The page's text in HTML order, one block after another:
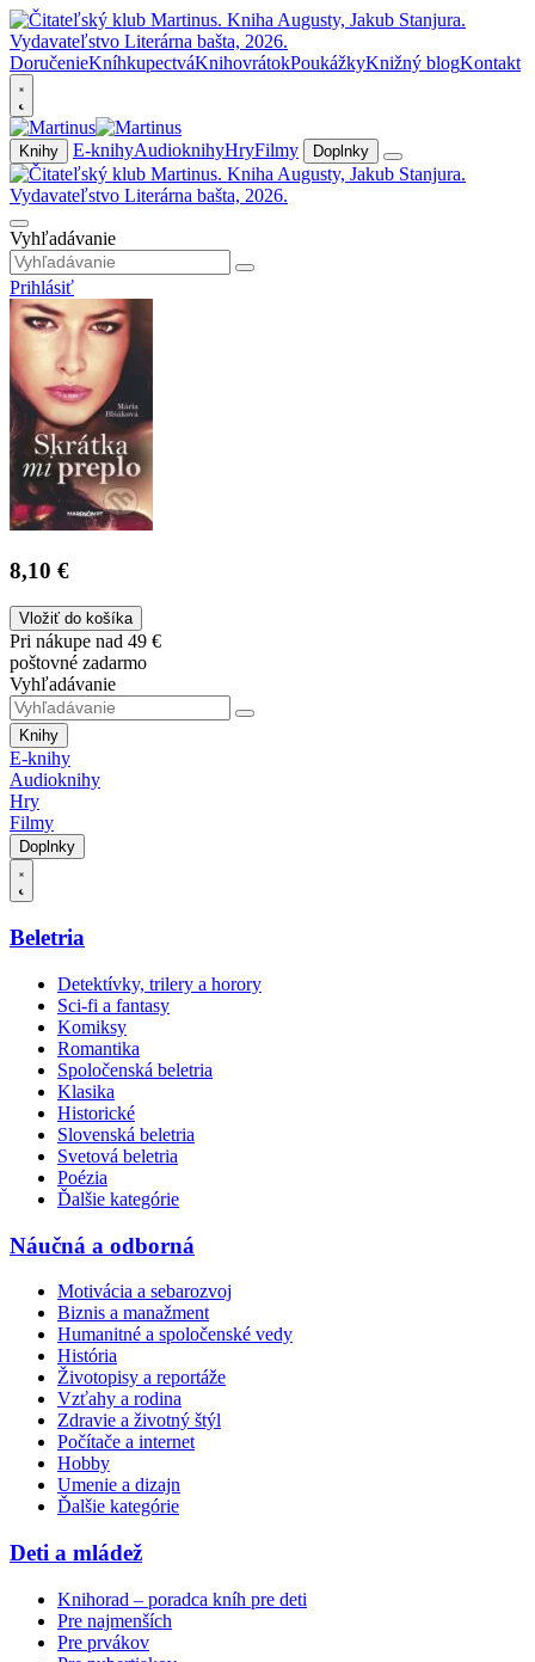
DoručenieKníhkupectváKnihovrátokPoukážkyKnižný blogKontakt
Knihy E-knihyAudioknihyHryFilmy Doplnky
Vyhľadávanie
Prihlásiť
8,10 €
Vložiť do košíka
Pri nákupe nad 49 €
poštovné zadarmo
Vyhľadávanie
Knihy
E-knihy
Audioknihy
Hry
Filmy
Doplnky
Beletria
Detektívky, trilery a horory
Sci-fi a fantasy
Komiksy
Romantika
Spoločenská beletria
Klasika
Historické
Slovenská beletria
Svetová beletria
Poézia
Ďalšie kategórie
Náučná a odborná
Motivácia a sebarozvoj
Biznis a manažment
Humanitné a spoločenské vedy
História
Životopisy a reportáže
Vzťahy a rodina
Zdravie a životný štýl
Počítače a internet
Hobby
Umenie a dizajn
Ďalšie kategórie
Deti a mládež
Knihorad – poradca kníh pre deti
Pre najmenších
Pre prvákov